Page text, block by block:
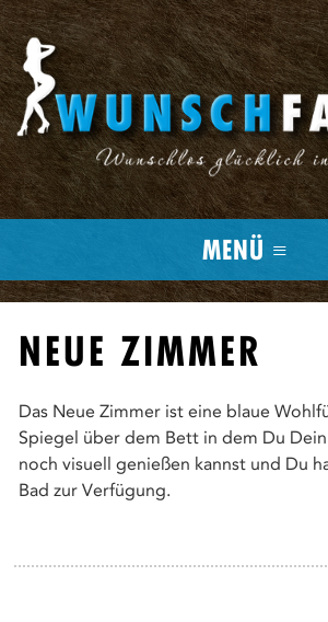
MENÜ ≡
NEUE ZIMMER
Das Neue Zimmer ist eine blaue
Spiegel über dem Bett in dem Du
noch visuell genießen kannst und Du
Bad zur Verfügung.